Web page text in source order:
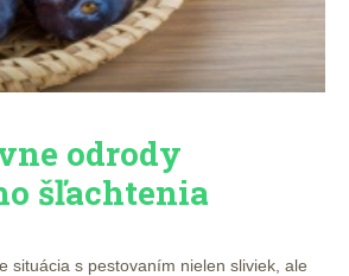
odrody
šľachtenia
situácia s pestovaním nielen sliviek, ale